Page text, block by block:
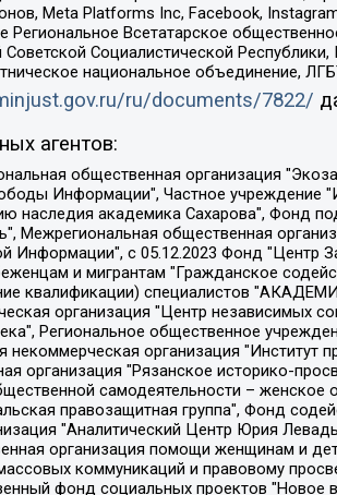
Meta Platforms Inc, Facebook,
Региональное Всетатарское
Социалистической
национальное объединение,
ru/documents/7822/
агентов:
организация "Екатеринбургское общество "МЕМОРИАЛ", Городская общественная организация "Рязанское историко-просветительское и правозащитное общество "Мемориал" (Рязанский Мемориал), Челябинский региональный орган общественной самодеятельности – женское общественное объединение "Женщины Евразии", Челябинский региональный орган общественной самодеятельности "Уральская правозащитная группа", Фонд содействия защите здоровья и социальной справедливости имени Андрея Рылькова, Автономная Некоммерческая Организация "Аналитический Центр Юрия Левады", Автономная некоммерческая организация социальной поддержки населения "Проект Апрель", Региональная общественная организация помощи женщинам и детям, находящимся в кризисной ситуации "Информационно-методический центр "Анна", Фонд содействия развитию массовых коммуникаций и правовому просвещению "Так-так-Так", Фонд содействия устойчивому развитию "Серебряная тайга", Свердловский региональный общественный фонд социальных проектов "Новое время", "Idel.Реалии", Кавказ.Реалии, Крым.Реалии, Телеканал Настоящее Время, Татаро-башкирская служба Радио Свобода (Azatliq Radiosi), Радио Свободная Европа/Радио Свобода (PCE/PC), "Сибирь.Реалии", "Фактограф", Благотворительный фонд помощи осужденным и их семьям, Автономная некоммерческая организация "Институт глобализации и социальных движений", Фонд "В защиту прав заключенных", Частное учреждение "Центр поддержки и содействия развитию средств массовой информации", Пензенский региональный общественный благотворительный фонд "Гражданский союз", "Север.Реалии", Некоммерческая организация Фонд "Правовая инициатива", Общество с ограниченной ответственностью "Радио Свободная Европа/Радио Свобода", Чешское информационное агентство "MEDIUM-ORIENT", Красноярская региональная общественная организация "Мы против СПИДа", Камалягин Денис Николаевич, Маркелов Сергей Евгеньевич, Пономарев Лев Александрович, Савицкая Людмила Алексеевна, Автономная некоммерческая организация "Центр по работе с проблемой насилия "НАСИЛИЮ.НЕТ", Межрегиональный профессиональный союз работников здравоохранения "Альянс врачей", Юридическое лицо, зарегистрированное в Латвийской Республике, SIA "Medusa Project" (регистрационный номер 40103797863, дата регистрации 10.06.2014), Некоммерческая организация "Фонд по борьбе с коррупцией", Автономная некоммерческая организация "Институт права и публичной политики", Баданин Роман Сергеевич, Гликин Максим Александрович, Железнова Мария Михайловна, Лукьянова